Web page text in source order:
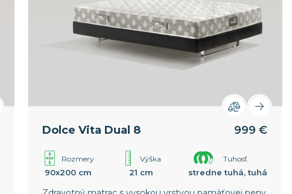
Dolce Vita Dual 8 999 €
Rozmery
90x200 cm
Výška
21 cm
Tuhosť
stredne tuhá, tuhá